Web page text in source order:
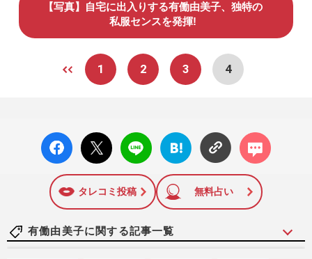
【写真】自宅に出入りする有働由美子、独特の
私服センスを発揮!
1 2 3 4
facebo
ok い
X ポス
ト
LINE
はてな
ブック
に追加
コメン
ト
タレコミ投稿 無料占い
有働由美子に関する記事一覧